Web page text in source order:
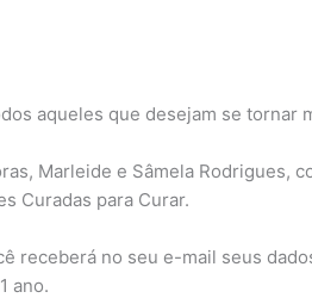
aqueles que desejam se tornar
Marleide e Sâmela
Curadas para Curar.
receberá no seu e-mail seus
ano.